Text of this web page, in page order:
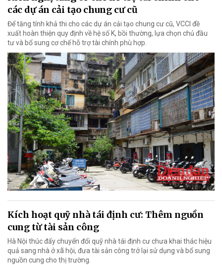
các dự án cải tạo chung cư cũ
Để tăng tính khả thi cho các dự án cải tạo chung cư cũ, VCCI đề
xuất hoàn thiện quy định về hệ số K, bồi thường, lựa chọn chủ đầu
tư và bổ sung cơ chế hỗ trợ tài chính phù hợp.
Kích hoạt quỹ nhà tái định cư: Thêm nguồn
cung từ tài sản công
Hà Nội thúc đẩy chuyển đổi quỹ nhà tái định cư chưa khai thác hiệu
quả sang nhà ở xã hội, đưa tài sản công trở lại sử dụng và bổ sung
nguồn cung cho thị trường.